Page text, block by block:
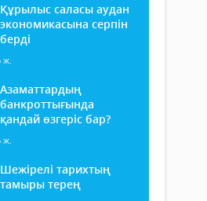
Құрылыс саласы аудан
экономикасына серпін
берді
ж.
Азаматтардың
банкроттығында
қандай өзгеріс бар?
ж.
Шежірелі тарихтың
тамыры терең